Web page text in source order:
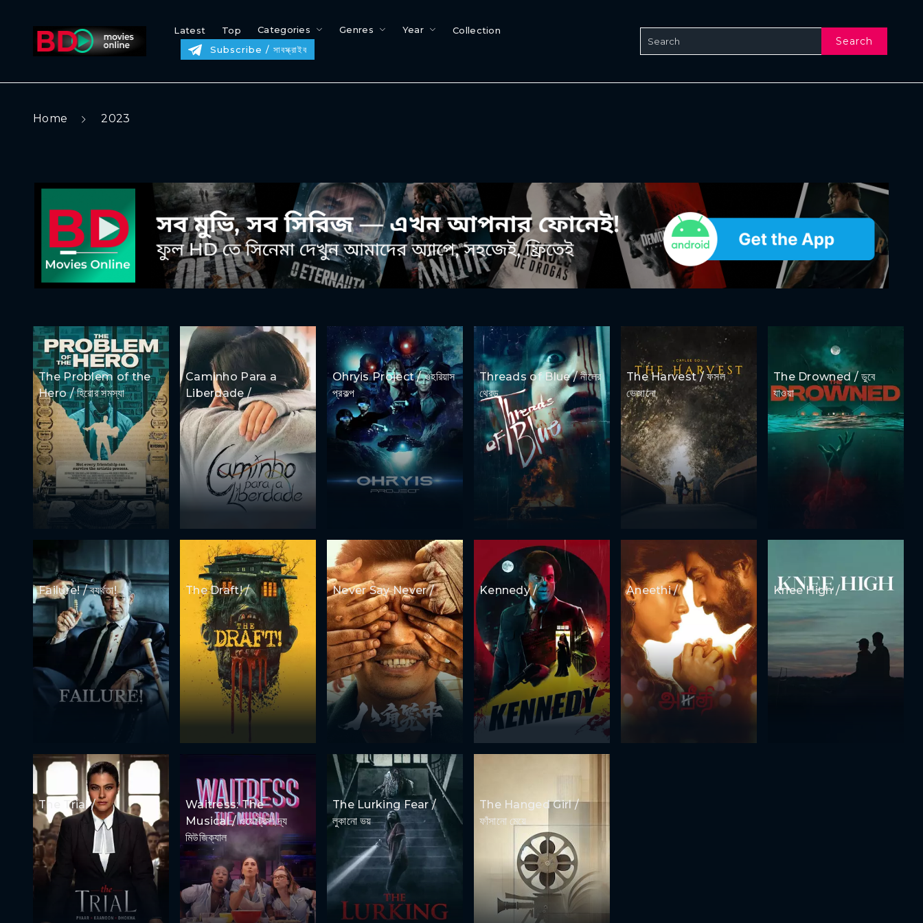
Latest Top Categories Genres Year
Collection
Subscribe / সাবস্ক্রাইব
Search
Home 2023
The Problem of the
Hero / হিরোর সমস্যা
Caminho Para a
Liberdade /
Ohryis Project / ওহরিয়াস
প্রকল্প
Threads of Blue / নীলের
থ্রেড
The Harvest / ফসল
ভেজানো
The Drowned / ডুবে
যাওয়া
Failure! / ব্যর্থতা! The Draft! / Never Say Never / Kennedy / Aneethi / Knee High /
The Trial /
Waitress: The
Musical / ওয়েট্রেস: দ্য
মিউজিক্যাল
The Lurking Fear /
লুকানো ভয়
The Hanged Girl /
ফাঁসানো মেয়ে